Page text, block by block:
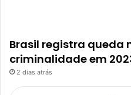
Brasil registra queda
criminalidade em
2 dias atrás